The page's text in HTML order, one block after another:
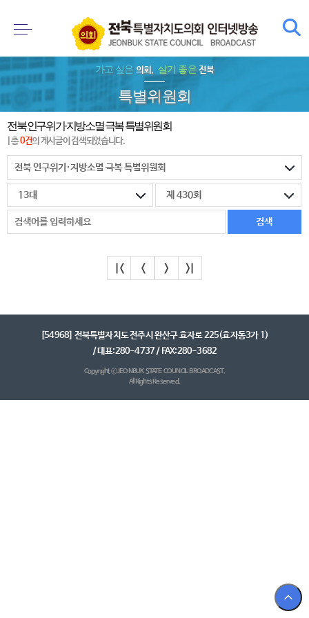
가고 싶은의회, 살기 좋은전북
특별위원회
전북 인구위기·지방소멸 극복 특별위원회
| 총0건의 게시글이 검색되었습니다.
|< < > >|
[54968] 전북특별자치도 전주시 완산구 효자로 225(효자동3가 1)
/ 대표:280-4737 / FAX:280-3682
Copyright ⓒ JEONBUK STATE COUNCIL BROADCAST.
All Rights Reserved.